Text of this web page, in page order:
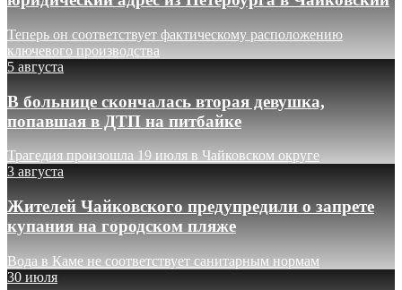
Теперь он соответствует фактическому расположению
ключевого производства
5 августа
В больнице скончалась вторая девушка,
попавшая в ДТП на питбайке
Трагедия произошла 19 июля в Чайковском округе
3 августа
Жителей Чайковского предупредили о запрете
купания на городском пляже
Вода в Каме не соответствует санитарным нормам
30 июля